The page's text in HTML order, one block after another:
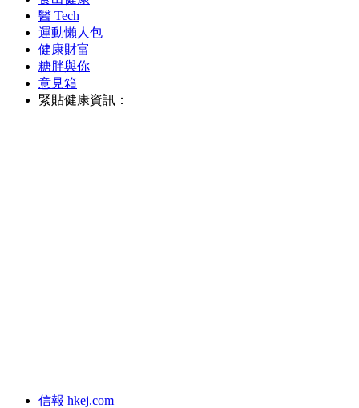
醫 Tech
運動懶人包
健康財富
糖胖與你
意見箱
緊貼健康資訊：
信報 hkej.com